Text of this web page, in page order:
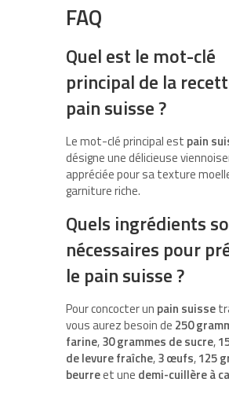
FAQ
Quel est le mot-clé
principal de la
pain suisse ?
Le mot-clé principal est pain
désigne une délicieuse
appréciée pour sa texture
garniture riche.
Quels ingrédients
nécessaires pour
le pain suisse ?
Pour concocter un pain suisse
vous aurez besoin de 250
farine,30 grammes de sucre,
de levure fraîche,3 œufs,125
beurreet une demi-cuillère à